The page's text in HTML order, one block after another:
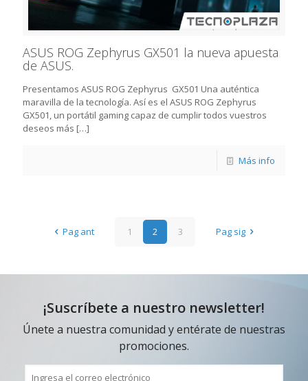
ASUS ROG Zephyrus GX501 la nueva apuesta
de ASUS.
Presentamos ASUS ROG Zephyrus GX501 Una auténtica
maravilla de la tecnología. Así es el ASUS ROG Zephyrus
GX501, un portátil gaming capaz de cumplir todos vuestros
deseos más […]
Más info
Pag ant 1 2 3 Pag sig
¡Suscríbete a nuestro newsletter!
Únete a nuestra comunidad y entérate de nuestras
promociones.